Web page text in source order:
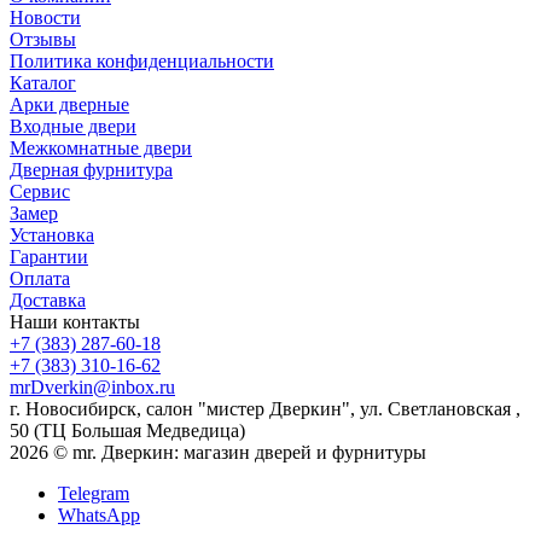
Новости
Отзывы
Политика конфиденциальности
Каталог
Арки дверные
Входные двери
Межкомнатные двери
Дверная фурнитура
Сервис
Замер
Установка
Гарантии
Оплата
Доставка
Наши контакты
+7 (383) 287-60-18
+7 (383) 310-16-62
mrDverkin@inbox.ru
г. Новосибирск, салон "мистер Дверкин", ул. Светлановская ,
50 (ТЦ Большая Медведица)
2026 © mr. Дверкин: магазин дверей и фурнитуры
Telegram
WhatsApp